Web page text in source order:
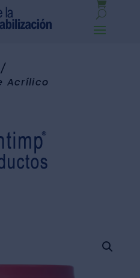
/
Acrílico